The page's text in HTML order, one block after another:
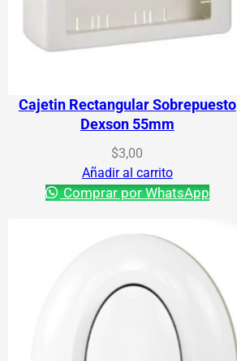
Cajetin Rectangular Sobrepuesto
Dexson 55mm
$3,00
Añadir al carrito
Comprar por WhatsApp